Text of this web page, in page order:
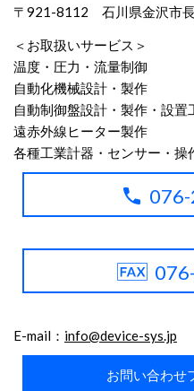
〒921-8112 石川県金沢市
＜お取扱いサービス＞
温度・圧力・流量制御
自動化機械設計・製作
自動制御盤設計・製作・設置
遠赤外線ヒーター製作
各種工業計器・センサー・操
E-mail： info@device-sys.jp
お問い合わせ